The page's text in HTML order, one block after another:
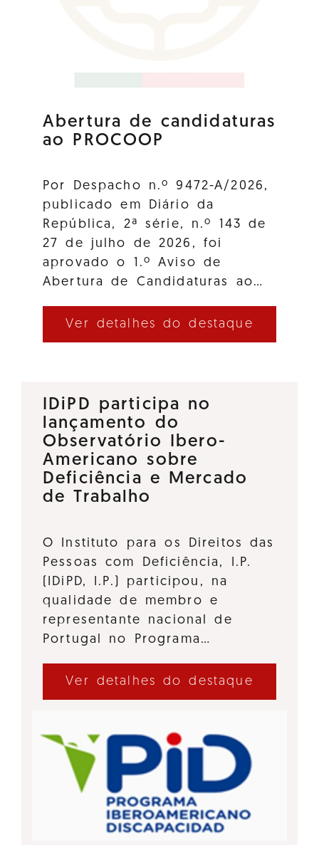
Abertura de candidaturas
ao PROCOOP
Por Despacho n.º 9472-A/2026,
publicado em Diário da
República, 2ª série, n.º 143 de
27 de julho de 2026, foi
aprovado o 1.º Aviso de
Abertura de Candidaturas ao…
Ver detalhes do destaque
IDiPD participa no
lançamento do
Observatório Ibero-
Americano sobre
Deficiência e Mercado
de Trabalho
O Instituto para os Direitos das
Pessoas com Deficiência, I.P.
(IDiPD, I.P.) participou, na
qualidade de membro e
representante nacional de
Portugal no Programa…
Ver detalhes do destaque